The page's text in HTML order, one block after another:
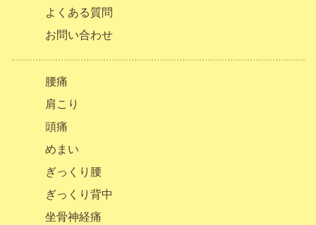
よくある質問
お問い合わせ
腰痛
肩こり
頭痛
めまい
ぎっくり腰
ぎっくり背中
坐骨神経痛